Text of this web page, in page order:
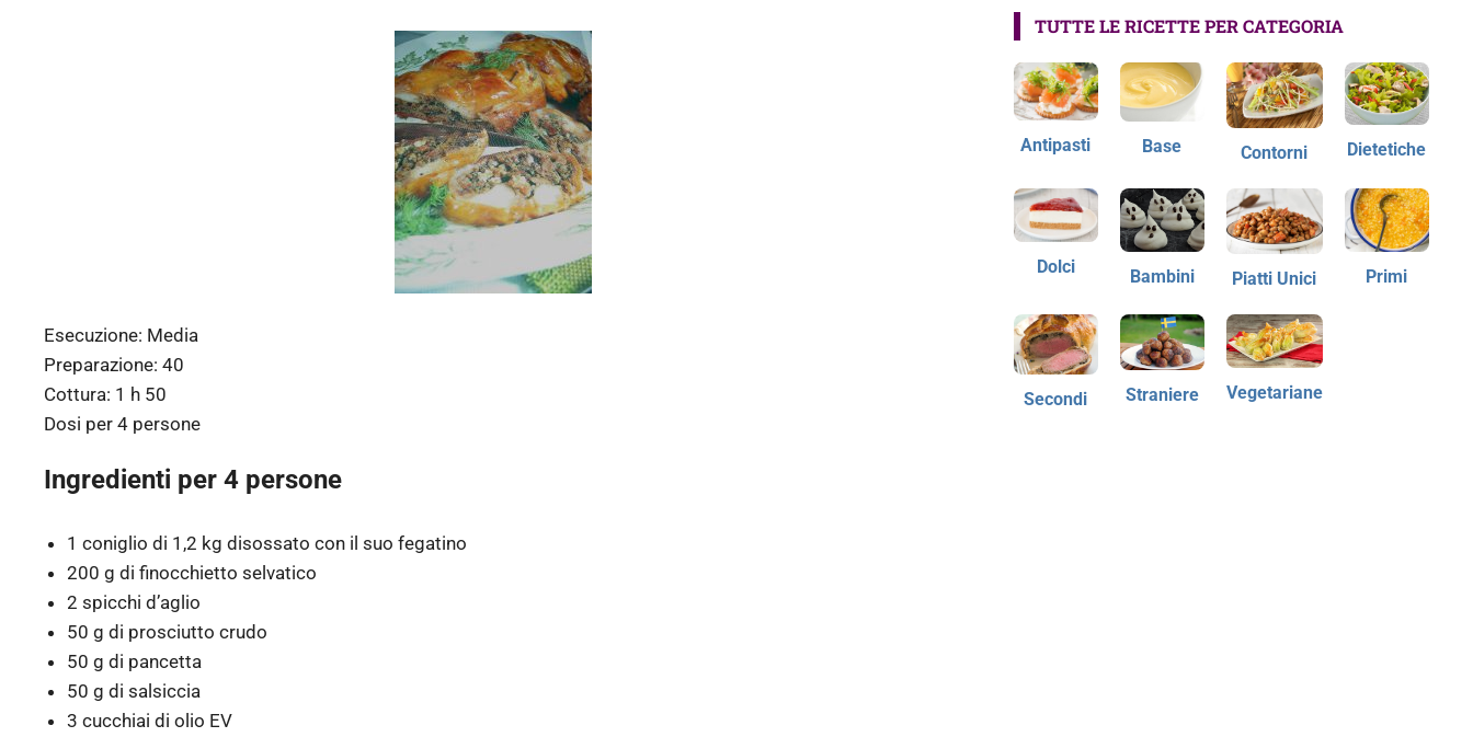
Esecuzione: Media
Preparazione: 40
Cottura: 1 h 50
Dosi per 4 persone
Ingredienti per 4 persone
1 coniglio di 1,2 kg disossato con il suo fegatino
200 g di finocchietto selvatico
2 spicchi d’aglio
50 g di prosciutto crudo
50 g di pancetta
50 g di salsiccia
3 cucchiai di olio EV
TUTTE LE RICETTE PER CATEGORIA
Antipasti Base Contorni Dietetiche
Dolci Bambini Piatti Unici Primi
Secondi Straniere Vegetariane